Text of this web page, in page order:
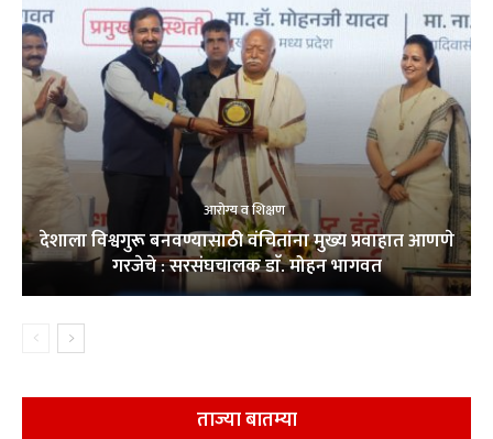
आरोग्य व शिक्षण
देशाला विश्वगुरू बनवण्यासाठी वंचितांना मुख्य प्रवाहात आणणे
गरजेचे : सरसंघचालक डाॅ. मोहन भागवत
ताज्या बातम्या